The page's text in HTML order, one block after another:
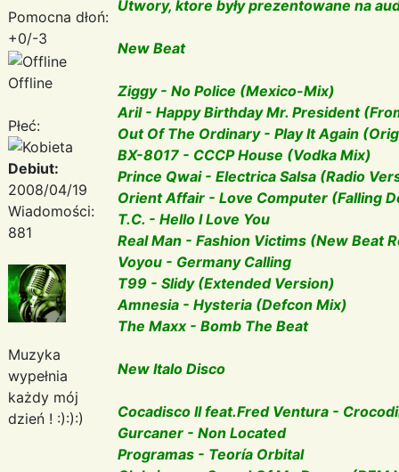
Pomocna dłoń:
+0/-3
Offline
Płeć:
Debiut:
2008/04/19
Wiadomości:
881
Muzyka
wypełnia
każdy mój
dzień ! :):):)
Utwory, ktore były prezentowane na
New Beat
Ziggy - No Police (Mexico-Mix)
Aril - Happy Birthday Mr. President
Out Of The Ordinary - Play It Again
BX-8017 - CCCP House (Vodka Mix)
Prince Qwai - Electrica Salsa (Radio
Orient Affair - Love Computer (Falling
T.C. - Hello I Love You
Real Man - Fashion Victims (New Beat
Voyou - Germany Calling
T99 - Slidy (Extended Version)
Amnesia - Hysteria (Defcon Mix)
The Maxx - Bomb The Beat
New Italo Disco
Cocadisco II feat.Fred Ventura -
Gurcaner - Non Located
Programas - Teoría Orbital